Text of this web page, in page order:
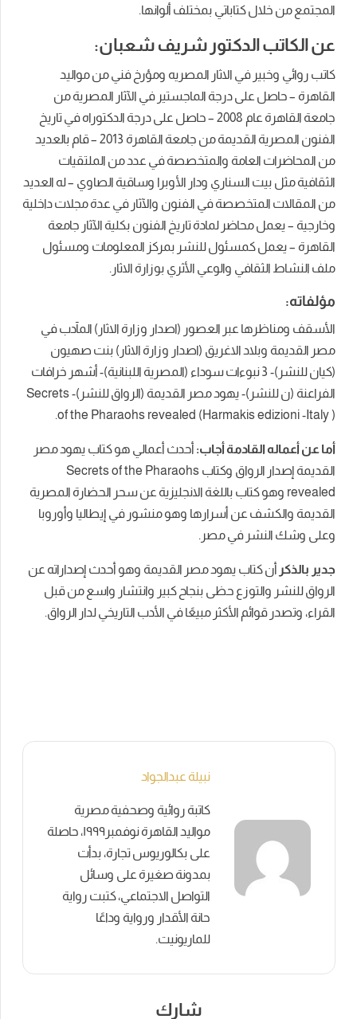
المجتمع من خلال كتاباتي بمختلف ألوانها.
عن الكاتب الدكتور شريف شعبان:
كاتب روائي وخبير في الاثار المصريه ومؤرخ فني من مواليد
القاهرة – حاصل على درجة الماجستير في الآثار المصرية من
جامعة القاهرة عام 2008 – حاصل على درجة الدكتوراه في تاريخ
الفنون المصرية القديمة من جامعة القاهرة 2013 – قام بالعديد
من المحاضرات العامة والمتخصصة في عدد من الملتقيات
الثقافية مثل بيت السناري ودار الأوبرا وساقية الصاوي – له العديد
من المقالات المتخصصة في الفنون والآثار في عدة مجلات داخلية
وخارجية – يعمل محاضر لمادة تاريخ الفنون بكلية الآثار جامعة
القاهرة – يعمل كمسئول للنشر بمركز المعلومات ومسئول
ملف النشاط الثقافي والوعي الأثري بوزارة الاثار.
مؤلفاته:
الأسقف ومناظرها عبر العصور (اصدار وزارة الاثار) المآدب في
مصر القديمة وبلاد الاغريق (اصدار وزارة الاثار) بنت صهيون
(كيان للنشر)- 3 نبوءات سوداء (المصرية اللبنانية)- أشهر خرافات
الفراعنة (ن للنشر)- يهود مصر القديمة (الرواق للنشر)- Secrets
of the Pharaohs revealed (Harmakis edizioni -Italy ).
أما عن أعماله القادمة أجاب: أحدث أعمالي هو كتاب يهود مصر
القديمة إصدار الرواق وكتاب Secrets of the Pharaohs
revealed وهو كتاب باللغة الانجليزية عن سحر الحضارة المصرية
القديمة والكشف عن أسرارها وهو منشور في إيطاليا وأوروبا
وعلى وشك النشر في مصر.
جدير بالذكر أن كتاب يهود مصر القديمة وهو أحدث إصداراته عن
الرواق للنشر والتوزع حظى بنجاح كبير وانتشار واسع من قبل
القراء، وتصدر قوائم الأكثر مبيعًا في الأدب التاريخي لدار الرواق.
نبيلة عبدالجواد
كاتبة روائية وصحفية مصرية
مواليد القاهرة نوفمبر١٩٩٩، حاصلة
على بكالوريوس تجارة، بدأت
بمدونة صغيرة على وسائل
التواصل الاجتماعي، كتبت رواية
حانة الأقدار ورواية وداعًا
للماريونيت.
شارك